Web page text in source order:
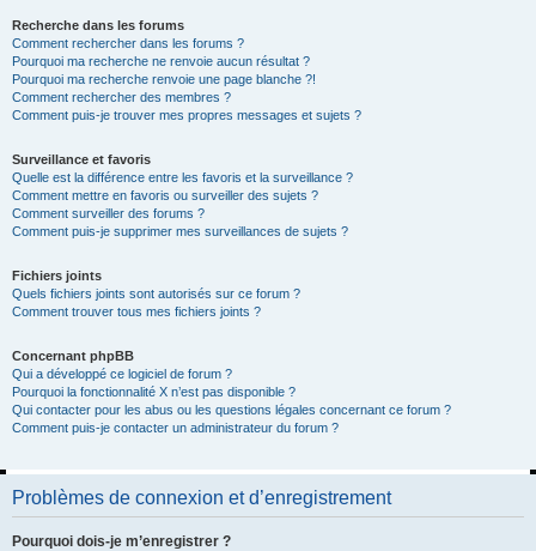
Recherche dans les forums
Comment rechercher dans les forums ?
Pourquoi ma recherche ne renvoie aucun résultat ?
Pourquoi ma recherche renvoie une page blanche ?!
Comment rechercher des membres ?
Comment puis-je trouver mes propres messages et sujets ?
Surveillance et favoris
Quelle est la différence entre les favoris et la surveillance ?
Comment mettre en favoris ou surveiller des sujets ?
Comment surveiller des forums ?
Comment puis-je supprimer mes surveillances de sujets ?
Fichiers joints
Quels fichiers joints sont autorisés sur ce forum ?
Comment trouver tous mes fichiers joints ?
Concernant phpBB
Qui a développé ce logiciel de forum ?
Pourquoi la fonctionnalité X n’est pas disponible ?
Qui contacter pour les abus ou les questions légales concernant ce forum ?
Comment puis-je contacter un administrateur du forum ?
Problèmes de connexion et d’enregistrement
Pourquoi dois-je m’enregistrer ?